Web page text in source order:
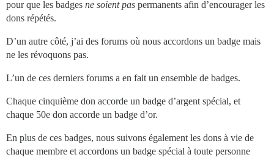
pour que les badges ne soient pas permanents afin d’encourager les
dons répétés.
D’un autre côté, j’ai des forums où nous accordons un badge mais
ne les révoquons pas.
L’un de ces derniers forums a en fait un ensemble de badges.
Chaque cinquième don accorde un badge d’argent spécial, et
chaque 50e don accorde un badge d’or.
En plus de ces badges, nous suivons également les dons à vie de
chaque membre et accordons un badge spécial à toute personne